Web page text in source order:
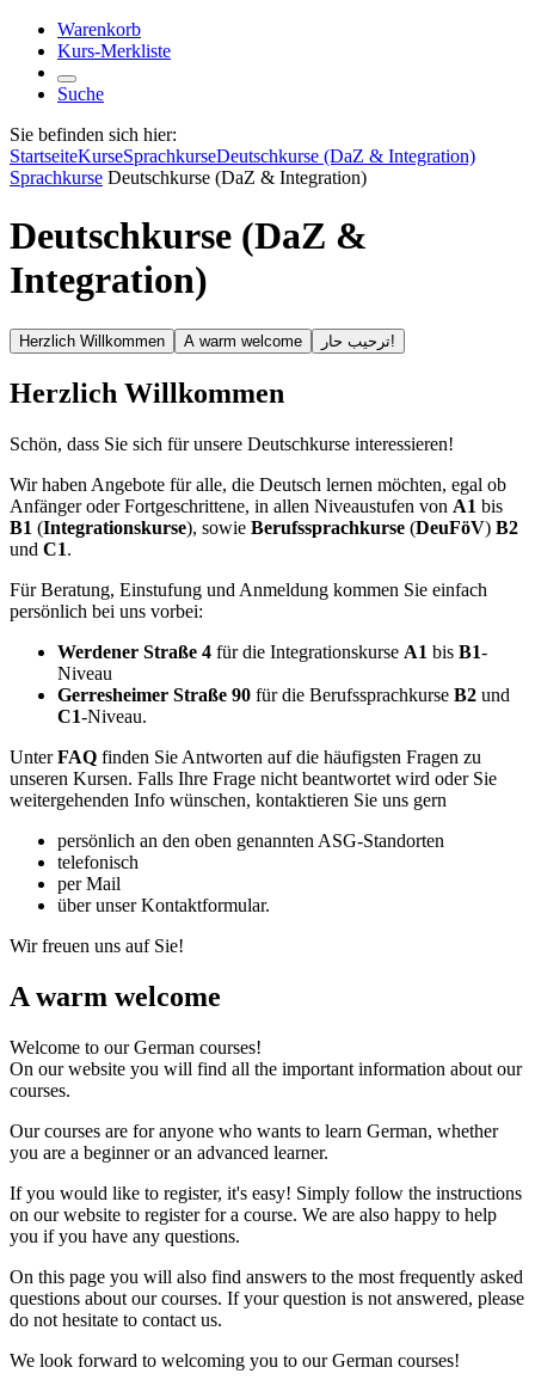
Warenkorb
Kurs-Merkliste
Suche
Sie befinden sich hier:
StartseiteKurseSprachkurseDeutschkurse (DaZ & Integration)
Sprachkurse Deutschkurse (DaZ & Integration)
Deutschkurse (DaZ &
Integration)
Herzlich Willkommen A warm welcome ترحيب حار!
Herzlich Willkommen
Schön, dass Sie sich für unsere Deutschkurse interessieren!
Wir haben Angebote für alle, die Deutsch lernen möchten, egal ob
Anfänger oder Fortgeschrittene, in allen Niveaustufen von A1 bis
B1 (Integrationskurse), sowie Berufssprachkurse (DeuFöV) B2
und C1.
Für Beratung, Einstufung und Anmeldung kommen Sie einfach
persönlich bei uns vorbei:
Werdener Straße 4 für die Integrationskurse A1 bis B1-
Niveau
Gerresheimer Straße 90 für die Berufssprachkurse B2 und
C1-Niveau.
UnterFAQ finden Sie Antworten auf die häufigsten Fragen zu
unseren Kursen. Falls Ihre Frage nicht beantwortet wird oder Sie
weitergehenden Info wünschen, kontaktieren Sie uns gern
persönlich an den oben genannten ASG-Standorten
telefonisch
per Mail
über unser Kontaktformular.
Wir freuen uns auf Sie!
A warm welcome
Welcome to our German courses!
On our website you will find all the important information about our
courses.
Our courses are for anyone who wants to learn German, whether
you are a beginner or an advanced learner.
If you would like to register, it's easy! Simply follow the instructions
on our website to register for a course. We are also happy to help
you if you have any questions.
On this page you will also find answers to the most frequently asked
questions about our courses. If your question is not answered, please
do not hesitate to contact us.
We look forward to welcoming you to our German courses!